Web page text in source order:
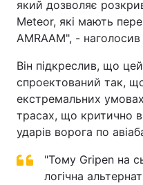
який дозволяє
Meteor, які мають
AMRAAM", - наголосив
Він підкреслив, що
спроектований так,
екстремальних
трасах, що критично
ударів ворога по
"Тому Gripen на
логічна